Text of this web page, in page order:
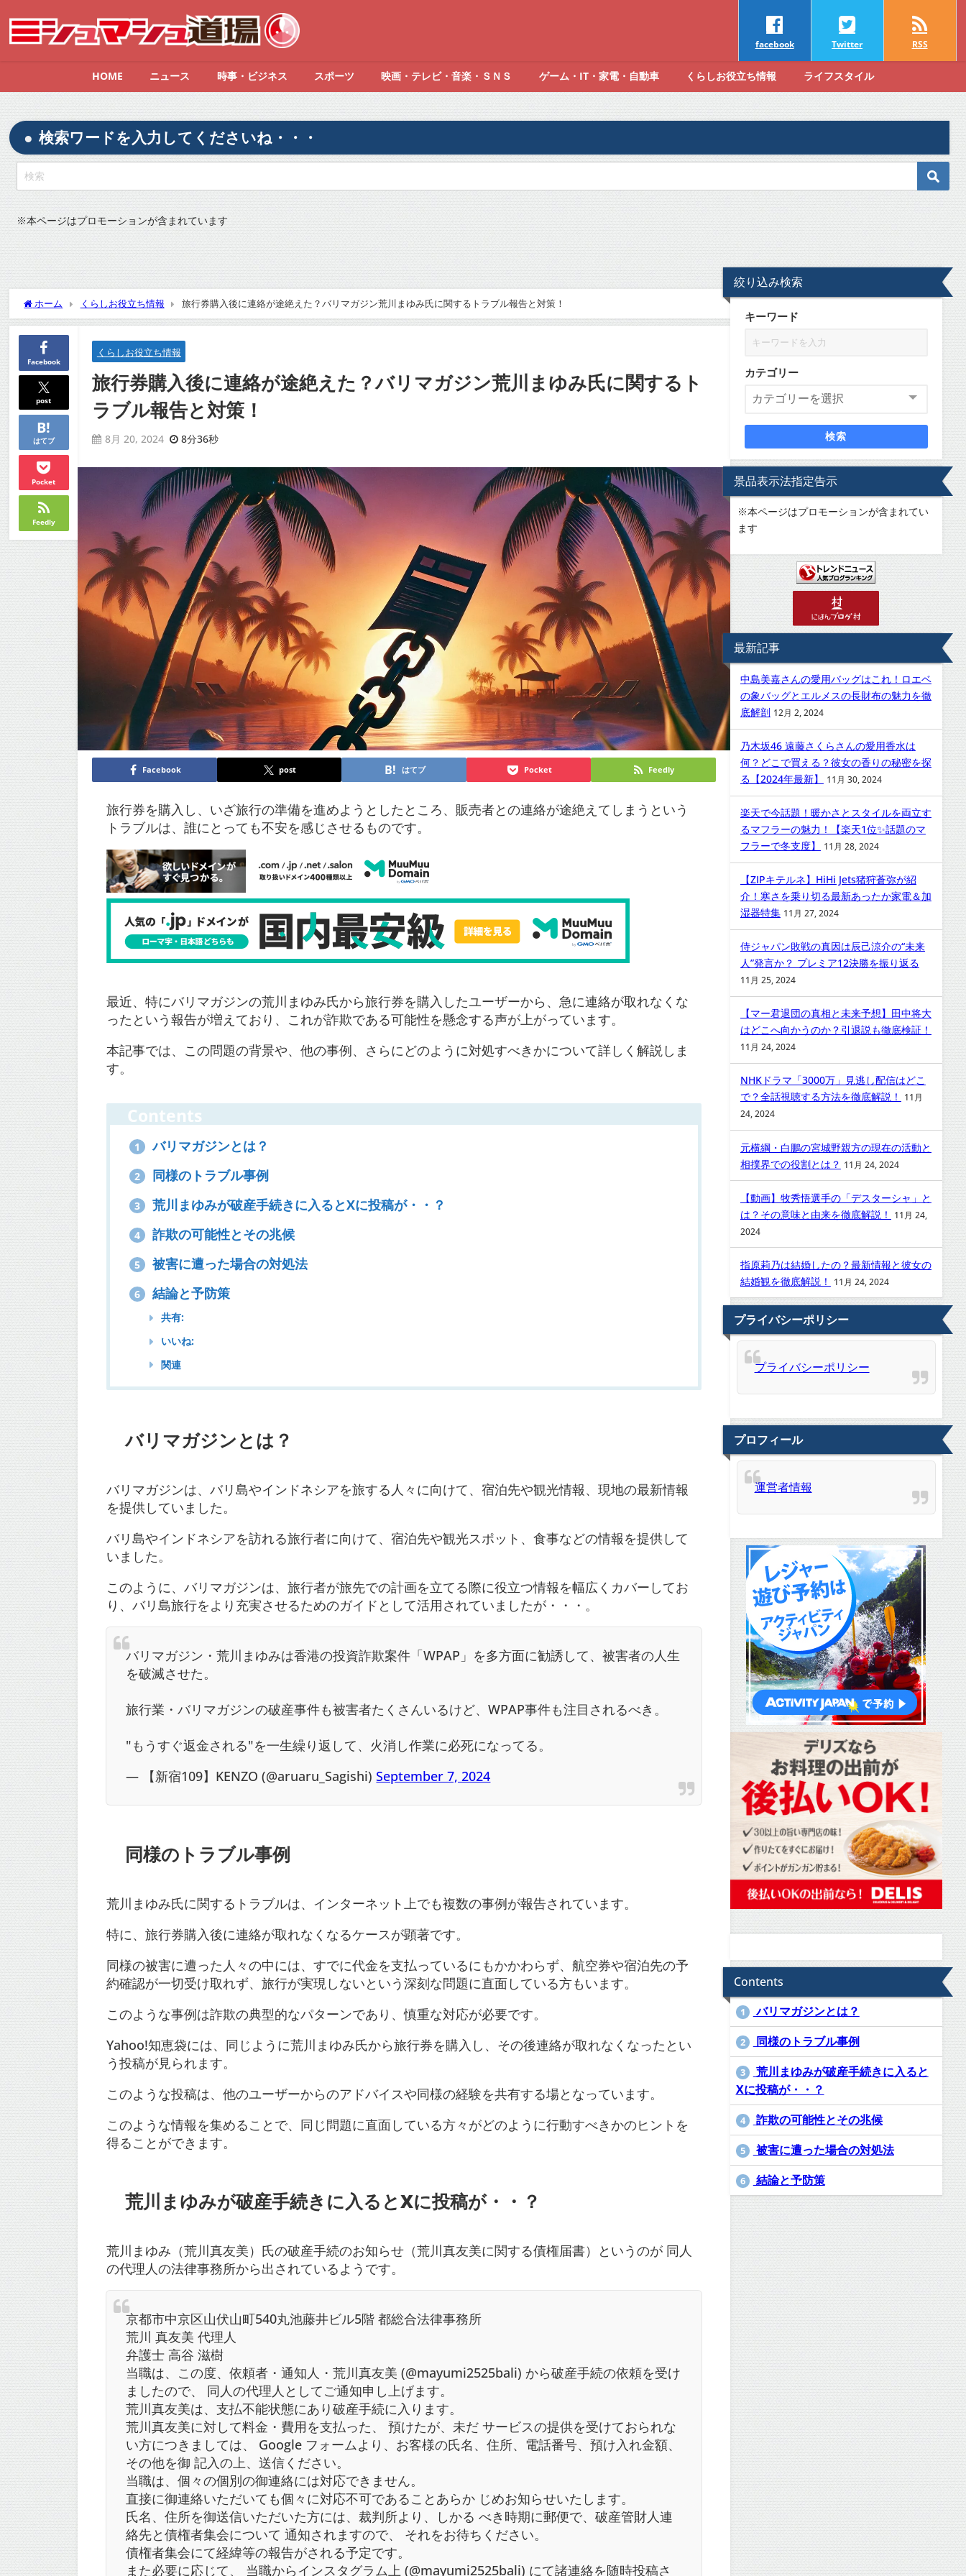
facebook Twitter RSS
HOME ニュース 時事・ビジネス スポーツ 映画・テレビ・音楽・ＳＮＳ ゲーム・IT・家電・自動車 くらしお役立ち情報 ライフスタイル
検索ワードを入力してくださいね・・・
※本ページはプロモーションが含まれています
ホーム くらしお役立ち情報 旅行券購入後に連絡が途絶えた？バリマガジン荒川まゆみ氏に関するトラブル報告と対策！
Facebook
post
はてブ
Pocket
Feedly
くらしお役立ち情報
旅行券購入後に連絡が途絶えた？バリマガジン荒川まゆみ氏に関するト
ラブル報告と対策！
8月 20, 2024 8分36秒
Facebook post はてブ Pocket Feedly
旅行券を購入し、いざ旅行の準備を進めようとしたところ、販売者との連絡が途絶えてしまうという
トラブルは、誰にとっても不安を感じさせるものです。
最近、特にバリマガジンの荒川まゆみ氏から旅行券を購入したユーザーから、急に連絡が取れなくな
ったという報告が増えており、これが詐欺である可能性を懸念する声が上がっています。
本記事では、この問題の背景や、他の事例、さらにどのように対処すべきかについて詳しく解説しま
す。
Contents
1 バリマガジンとは？
2 同様のトラブル事例
3 荒川まゆみが破産手続きに入るとXに投稿が・・？
4 詐欺の可能性とその兆候
5 被害に遭った場合の対処法
6 結論と予防策
共有:
いいね:
関連
バリマガジンとは？
バリマガジンは、バリ島やインドネシアを旅する人々に向けて、宿泊先や観光情報、現地の最新情報
を提供していました。
バリ島やインドネシアを訪れる旅行者に向けて、宿泊先や観光スポット、食事などの情報を提供して
いました。
このように、バリマガジンは、旅行者が旅先での計画を立てる際に役立つ情報を幅広くカバーしてお
り、バリ島旅行をより充実させるためのガイドとして活用されていましたが・・・。
バリマガジン・荒川まゆみは香港の投資詐欺案件「WPAP」を多方面に勧誘して、被害者の人生
を破滅させた。
旅行業・バリマガジンの破産事件も被害者たくさんいるけど、WPAP事件も注目されるべき。
"もうすぐ返金される"を一生繰り返して、火消し作業に必死になってる。
— 【新宿109】KENZO (@aruaru_Sagishi)September 7, 2024
同様のトラブル事例
荒川まゆみ氏に関するトラブルは、インターネット上でも複数の事例が報告されています。
特に、旅行券購入後に連絡が取れなくなるケースが顕著です。
同様の被害に遭った人々の中には、すでに代金を支払っているにもかかわらず、航空券や宿泊先の予
約確認が一切受け取れず、旅行が実現しないという深刻な問題に直面している方もいます。
このような事例は詐欺の典型的なパターンであり、慎重な対応が必要です​。
Yahoo!知恵袋には、同じように荒川まゆみ氏から旅行券を購入し、その後連絡が取れなくなったとい
う投稿が見られます。
このような投稿は、他のユーザーからのアドバイスや同様の経験を共有する場となっています。
このような情報を集めることで、同じ問題に直面している方々がどのように行動すべきかのヒントを
得ることができます。
荒川まゆみが破産手続きに入るとXに投稿が・・？
荒川まゆみ（荒川真友美）氏の破産手続のお知らせ（荒川真友美に関する債権届書）というのが 同人
の代理人の法律事務所から出されているようです。
京都市中京区山伏山町540丸池藤井ビル5階 都総合法律事務所
荒川 真友美 代理人
弁護士 高谷 滋樹
当職は、この度、依頼者・通知人・荒川真友美 (@mayumi2525bali) から破産手続の依頼を受け
ましたので、 同人の代理人としてご通知申し上げます。
荒川真友美は、支払不能状態にあり破産手続に入ります。
荒川真友美に対して料金・費用を支払った、 預けたが、未だ サービスの提供を受けておられな
い方につきましては、 Google フォームより、お客様の氏名、住所、電話番号、預け入れ金額、
その他を御 記入の上、送信ください。
当職は、個々の個別の御連絡には対応できません。
直接に御連絡いただいても個々に対応不可であることあらか じめお知らせいたします。
氏名、住所を御送信いただいた方には、裁判所より、しかる べき時期に郵便で、破産管財人連
絡先と債権者集会について 通知されますので、 それをお待ちください。
債権者集会にて経緯等の報告がされる予定です。
また必要に応じて、 当職からインスタグラム上 (@mayumi2525bali) にて諸連絡を随時投稿さ
絞り込み検索
キーワード
カテゴリー
検索
景品表示法指定告示
※本ページはプロモーションが含まれてい
ます
最新記事
中島美嘉さんの愛用バッグはこれ！ロエベ
の象バッグとエルメスの長財布の魅力を徹
底解剖 12月 2, 2024
乃木坂46 遠藤さくらさんの愛用香水は
何？どこで買える？彼女の香りの秘密を探
る【2024年最新】
11月 30, 2024
楽天で今話題！暖かさとスタイルを両立す
るマフラーの魅力！【楽天1位✨話題のマ
フラーで冬支度】
11月 28, 2024
【ZIPキテルネ】HiHi Jets猪狩蒼弥が紹
介！寒さを乗り切る最新あったか家電＆加
湿器特集 11月 27, 2024
侍ジャパン敗戦の真因は辰己涼介の“未来
人”発言か？ プレミア12決勝を振り返る
11月 25, 2024
【マー君退団の真相と未来予想】田中将大
はどこへ向かうのか？引退説も徹底検証！
11月 24, 2024
NHKドラマ「3000万」見逃し配信はどこ
で？全話視聴する方法を徹底解説！
11月
24, 2024
元横綱・白鵬の宮城野親方の現在の活動と
相撲界での役割とは？ 11月 24, 2024
【動画】牧秀悟選手の「デスターシャ」と
は？その意味と由来を徹底解説！
11月 24,
2024
指原莉乃は結婚したの？最新情報と彼女の
結婚観を徹底解説！
11月 24, 2024
プライバシーポリシー
プライバシーポリシー
プロフィール
運営者情報
Contents
1 バリマガジンとは？
2 同様のトラブル事例
3
荒川まゆみが破産手続きに入ると
Xに投稿が・・？
4 詐欺の可能性とその兆候
5 被害に遭った場合の対処法
6 結論と予防策